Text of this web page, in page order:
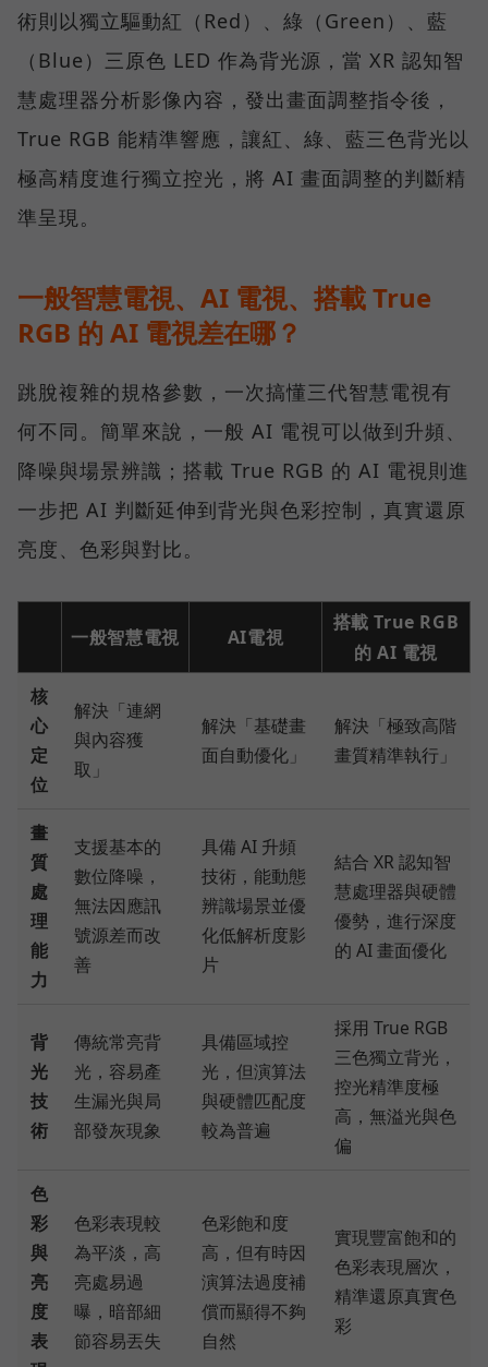
術則以獨立驅動紅（Red）、綠（Green）、藍
（Blue）三原色 LED 作為背光源，當 XR 認知智
慧處理器分析影像內容，發出畫面調整指令後，
True RGB 能精準響應，讓紅、綠、藍三色背光以
極高精度進行獨立控光，將 AI 畫面調整的判斷精
準呈現。
一般智慧電視、AI 電視、搭載 True
RGB 的 AI 電視差在哪？
跳脫複雜的規格參數，一次搞懂三代智慧電視有
何不同。簡單來說，一般 AI 電視可以做到升頻、
降噪與場景辨識；搭載 True RGB 的 AI 電視則進
一步把 AI 判斷延伸到背光與色彩控制，真實還原
亮度、色彩與對比。
一般智慧電視 AI電視
搭載 True RGB
的 AI 電視
核
心
定
位
解決「連網
與內容獲
取」
解決「基礎畫
面自動優化」
解決「極致高階
畫質精準執行」
畫
質
處
理
能
力
支援基本的
數位降噪，
無法因應訊
號源差而改
善
具備 AI 升頻
技術，能動態
辨識場景並優
化低解析度影
片
結合 XR 認知智
慧處理器與硬體
優勢，進行深度
的 AI 畫面優化
背
光
技
術
傳統常亮背
光，容易產
生漏光與局
部發灰現象
具備區域控
光，但演算法
與硬體匹配度
較為普遍
採用 True RGB
三色獨立背光，
控光精準度極
高，無溢光與色
偏
色
彩
與
亮
度
表
色彩表現較
為平淡，高
亮處易過
曝，暗部細
節容易丟失
色彩飽和度
高，但有時因
演算法過度補
償而顯得不夠
自然
實現豐富飽和的
色彩表現層次，
精準還原真實色
彩